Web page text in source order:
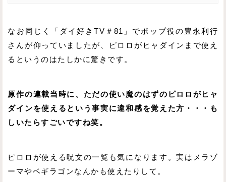
なお同じく「ダイ好きTV＃81」でポップ役の豊永利行
さんが仰っていましたが、ピロロがヒャダインまで使え
るというのはたしかに驚きです。
原作の連載当時に、ただの使い魔のはずのピロロがヒャ
ダインを使えるという事実に違和感を覚えた方・・・も
しいたらすごいですね笑。
ピロロが使える呪文の一覧も気になります。実はメラゾ
ーマやベギラゴンなんかも使えたりして。